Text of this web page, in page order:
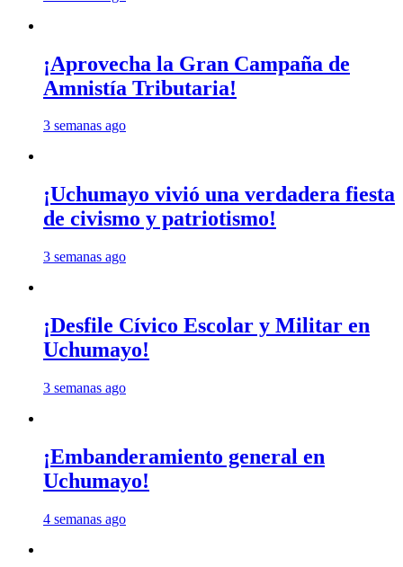
¡Aprovecha la Gran Campaña de
Amnistía Tributaria!
3 semanas ago
¡Uchumayo vivió una verdadera fiesta
de civismo y patriotismo!
3 semanas ago
¡Desfile Cívico Escolar y Militar en
Uchumayo!
3 semanas ago
¡Embanderamiento general en
Uchumayo!
4 semanas ago